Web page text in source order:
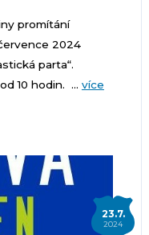
promítání
2024
parta“.
10 hodin. ... více
23.7.
2024